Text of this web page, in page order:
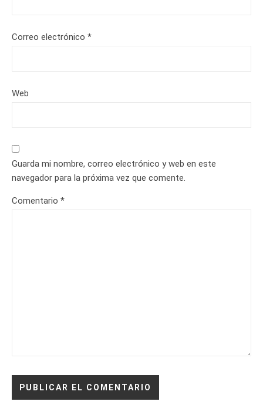
Correo electrónico *
Web
Guarda mi nombre, correo electrónico y web en este
navegador para la próxima vez que comente.
Comentario *